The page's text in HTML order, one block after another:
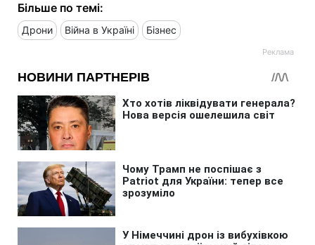
Більше по темі:
Дрони Війна в Україні Бізнес